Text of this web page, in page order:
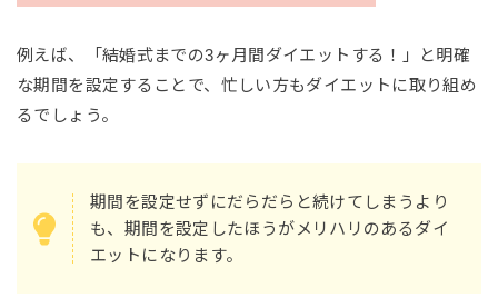
例えば、「結婚式までの3ヶ月間ダイエットする！」と明確
な期間を設定することで、忙しい方もダイエットに取り組め
るでしょう。
期間を設定せずにだらだらと続けてしまうより
も、期間を設定したほうがメリハリのあるダイ
エットになります。